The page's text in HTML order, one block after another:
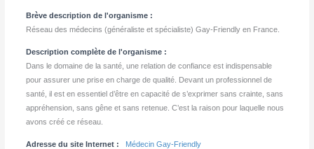
Brève description de l'organisme :
Réseau des médecins (généraliste et spécialiste) Gay-Friendly en France.
Description complète de l'organisme :
Dans le domaine de la santé, une relation de confiance est indispensable
pour assurer une prise en charge de qualité. Devant un professionnel de
santé, il est en essentiel d’être en capacité de s’exprimer sans crainte, sans
appréhension, sans gêne et sans retenue. C’est la raison pour laquelle nous
avons créé ce réseau.
Adresse du site Internet : Médecin Gay-Friendly